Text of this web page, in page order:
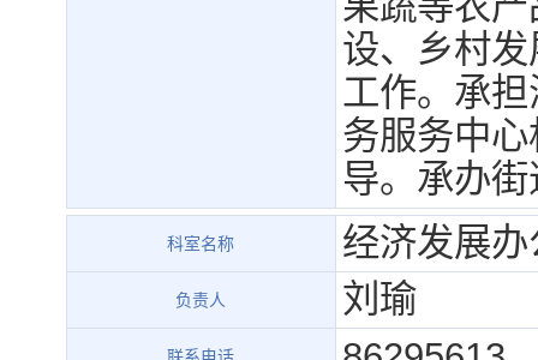
设、乡村
工作。承
务服务中
导。承办
科室名称 经济发展办
负责人 刘瑜